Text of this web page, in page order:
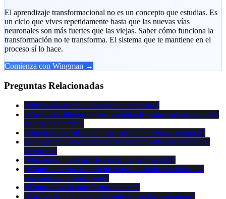
El aprendizaje transformacional no es un concepto que estudias. Es
un ciclo que vives repetidamente hasta que las nuevas vías
neuronales son más fuertes que las viejas. Saber cómo funciona la
transformación no te transforma. El sistema que te mantiene en el
proceso sí lo hace.
Comienza con Wingman →
Preguntas Relacionadas
¿Qué es el «cambio basado en identidad»?
¿Cuál es la diferencia entre cambio de primer orden y cambio
de segundo orden?
¿Qué hace que el cambio sea sostenible versus temporal?
¿Por qué falla el cambio de comportamiento sin cambio de
creencias?
¿Qué papel juega la crisis en la transformación?
¿Cómo se ve pasar de la incompetencia inconsciente a la
competencia inconsciente?
¿Cómo se ve la transformación real?
¿Cuánto tiempo toma realmente el cambio verdadero?